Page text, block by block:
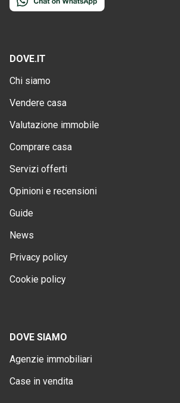
DOVE.IT
Chi siamo
Vendere casa
Valutazione immobile
Comprare casa
Servizi offerti
Opinioni e recensioni
Guide
News
Privacy policy
Cookie policy
DOVE SIAMO
Agenzie immobiliari
Case in vendita